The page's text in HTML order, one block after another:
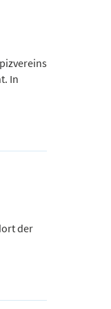
In
der